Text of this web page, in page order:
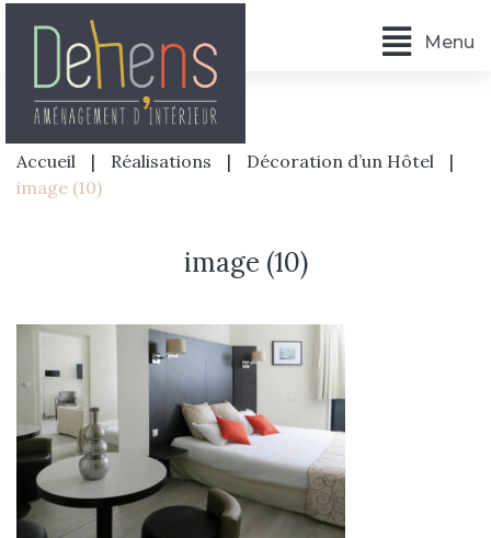
Menu
Accueil | Réalisations | Décoration d’un Hôtel
|
image (10)
image (10)